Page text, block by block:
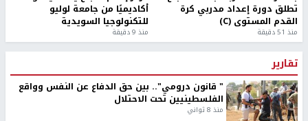
تطلق دورة إعداد مدربي كرة
القدم المستوى (C)
منذ 51 دقيقة
أكاديميًا من جامعة لوليو
للتكنولوجيا السويدية
منذ 9 دقيقة
تقارير
" قانون درومي".. بين حق الدفاع عن النفس وواقع
الفلسطينيين تحت الاحتلال
منذ 8 ثواني